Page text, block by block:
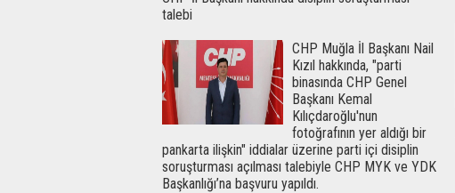
talebi
CHP Muğla İl Başkanı Nail
Kızıl hakkında, "parti
binasında CHP Genel
Başkanı Kemal
Kılıçdaroğlu'nun
fotoğrafının yer aldığı bir
pankarta ilişkin" iddialar üzerine parti içi disiplin
soruşturması açılması talebiyle CHP MYK ve YDK
Başkanlığı’na başvuru yapıldı.